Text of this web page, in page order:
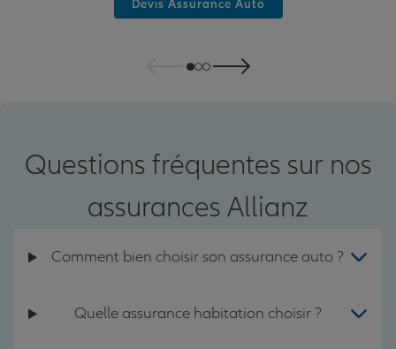
Devis Assurance Auto
Questions fréquentes sur nos
assurances Allianz
Comment bien choisir son assurance auto ?
Quelle assurance habitation choisir ?